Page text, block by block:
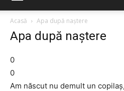
Acasă
Apa după naștere
Apa după naștere
0
0
Am născut nu demult un